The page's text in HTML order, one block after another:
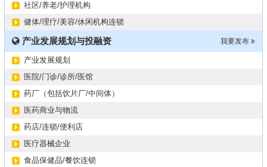
社区/养老/护理机构
健体/理疗/美容/休闲机构连锁
我要发布
产业发展规划与投融资
产业发展规划
医院/门诊/诊所/医馆
药厂（包括饮片厂/中间体）
医药商业与物流
药店/连锁/便利店
医疗器械企业
食品保健品/餐饮连锁